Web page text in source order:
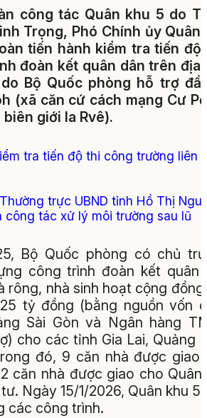
công tác Quân khu 5 do
Trọng, Phó Chính ủy Quân
tiến hành kiểm tra tiến độ
đoàn kết quân dân trên địa
Bộ Quốc phòng hỗ trợ
(xã căn cứ cách mạng Cư
giới Ia Rvê).
tra tiến độ thi công trường liên
trực UBND tỉnh Hồ Thị
công tác xử lý môi trường sau lũ
Bộ Quốc phòng có chủ
công trình đoàn kết quân
rông, nhà sinh hoạt cộng
tỷ đồng (bằng nguồn vốn
Sài Gòn và Ngân hàng
cho các tỉnh Gia Lai, Quảng
đó, 9 căn nhà được giao
căn nhà được giao cho Quân
Ngày 15/1/2026, Quân khu 5
các công trình.